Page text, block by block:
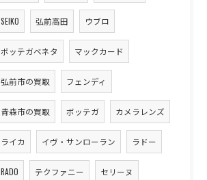
SEIKO 弘前高田 ウブロ
ボッテガベネタ マックカード
弘前市の買取 フェンディ
青森市の買取 ボッテガ カメラレンズ
ライカ イヴ・サンローラン ラドー
RADO テクファニー セリーヌ